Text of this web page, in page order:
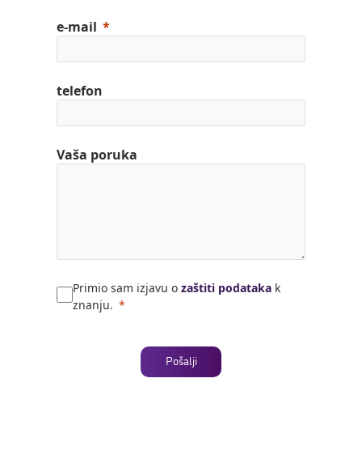
e-mail
telefon
Vaša poruka
Primio sam izjavu o zaštiti podataka k
znanju.
Pošalji